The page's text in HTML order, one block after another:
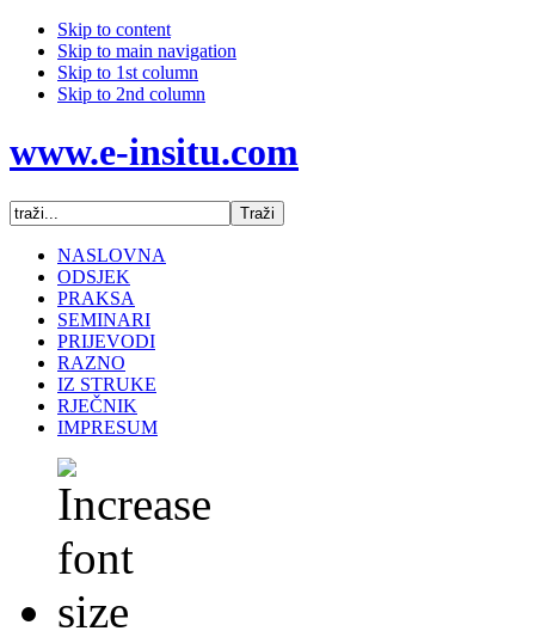
Skip to content
Skip to main navigation
Skip to 1st column
Skip to 2nd column
www.e-insitu.com
NASLOVNA
ODSJEK
PRAKSA
SEMINARI
PRIJEVODI
RAZNO
IZ STRUKE
RJEČNIK
IMPRESUM